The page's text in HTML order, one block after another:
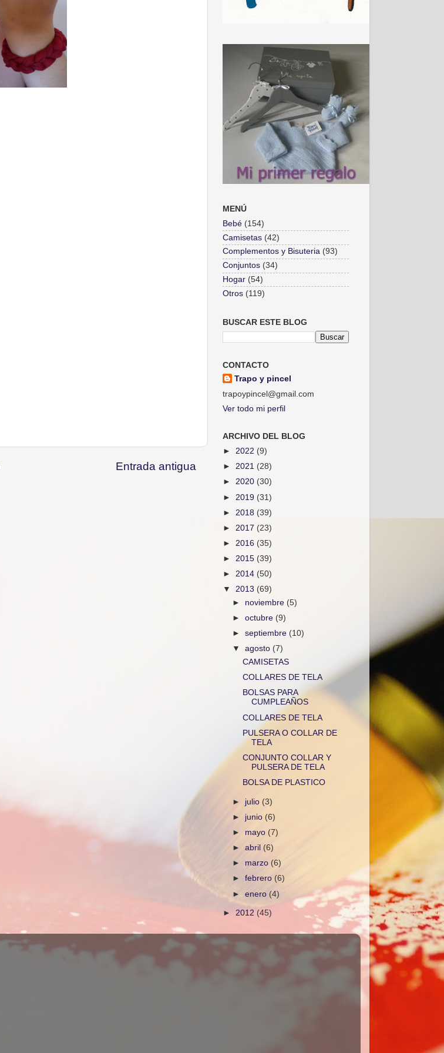
Entrada antigua
MENÚ
Bebé (154)
Camisetas (42)
Complementos y Bisuteria (93)
Conjuntos (34)
Hogar (54)
Otros (119)
BUSCAR ESTE BLOG
CONTACTO
Trapo y pincel
trapoypincel@gmail.com
Ver todo mi perfil
ARCHIVO DEL BLOG
► 2022 (9)
► 2021 (28)
► 2020 (30)
► 2019 (31)
► 2018 (39)
► 2017 (23)
► 2016 (35)
► 2015 (39)
► 2014 (50)
▼ 2013 (69)
► noviembre (5)
►octubre (9)
►septiembre (10)
▼agosto (7)
CAMISETAS
COLLARES DE TELA
BOLSAS PARA
CUMPLEAÑOS
COLLARES DE TELA
PULSERA O COLLAR DE
TELA
CONJUNTO COLLAR Y
PULSERA DE TELA
BOLSA DE PLASTICO
► julio (3)
► junio (6)
► mayo (7)
►abril(6)
► marzo (6)
►febrero (6)
►enero (4)
► 2012 (45)